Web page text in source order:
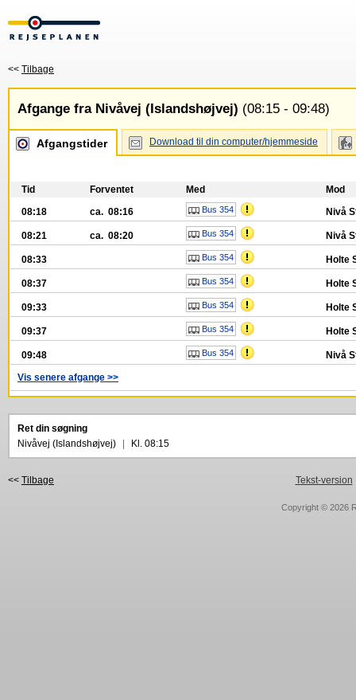
<< Tilbage
Afgange fra Nivåvej (Islandshøjvej) (08:15 - 09:48)
Afgangstider Download til din computer/hjemmeside
Tid Forventet Med
Mod
08:18
ca. 08:16 Bus 354 Nivå
08:21 ca. 08:20 Bus 354 Nivå
08:33 Bus 354 Holte
08:37 Bus 354 Holte
09:33 Bus 354 Holte
09:37 Bus 354 Holte
09:48 Bus 354
Nivå
Vis senere afgange >>
Ret din søgning
Nivåvej (Islandshøjvej)
Kl. 08:15
<< Tilbage Tekst-version
Copyright © 2026